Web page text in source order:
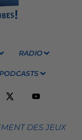
RADIO
DES JEUX